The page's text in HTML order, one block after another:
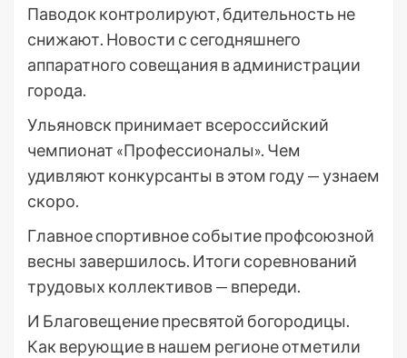
Паводок контролируют, бдительность не
снижают. Новости с сегодняшнего
аппаратного совещания в администрации
города.
Ульяновск принимает всероссийский
чемпионат «Профессионалы». Чем
удивляют конкурсанты в этом году — узнаем
скоро.
Главное спортивное событие профсоюзной
весны завершилось. Итоги соревнований
трудовых коллективов — впереди.
И Благовещение пресвятой богородицы.
Как верующие в нашем регионе отметили